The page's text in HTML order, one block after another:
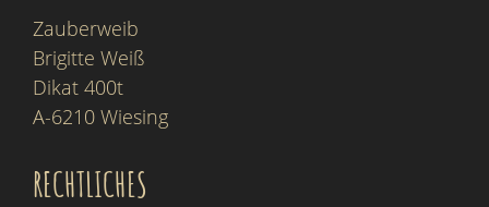
Zauberweib
Brigitte Weiß
Dikat 400t
A-6210 Wiesing
RECHTLICHES